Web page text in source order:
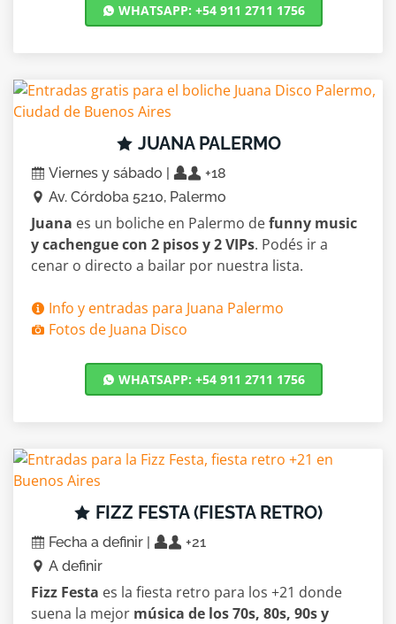
WHATSAPP: +54 911 2711 1756
JUANA PALERMO
Viernes y sábado |
+18
Av. Córdoba 5210, Palermo
Juana es un boliche en Palermo defunny music
y cachengue con 2 pisos y 2 VIPs. Podés ir a
cenar o directo a bailar por nuestra lista.
Info y entradas para Juana Palermo
Fotos de Juana Disco
WHATSAPP: +54 911 2711 1756
FIZZ FESTA (FIESTA RETRO)
Fecha a definir |
+21
A definir
Fizz Festa es la fiesta retro para los +21 donde
suena la mejor música de los 70s, 80s, 90s y